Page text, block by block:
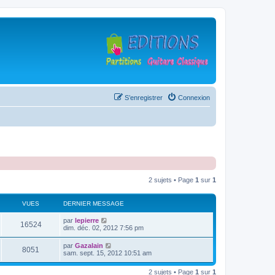
Connexion
S’enregistrer
2 sujets • Page 1 sur 1
VUES DERNIER MESSAGE
16524V
u
D
e
i
e
r
par lepierre
dim. déc. 02, 2012 7:56 pm
8051
u
D
e
n
par Gazalain
sam. sept. 15, 2012 10:51 am
2 sujets • Page 1 sur 1